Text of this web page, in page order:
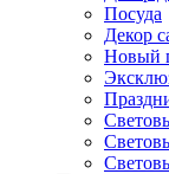
Посуда
Декор
Новый